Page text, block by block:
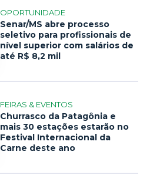
OPORTUNIDADE
Senar/MS abre processo
seletivo para profissionais de
nível superior com salários de
até R$ 8,2 mil
FEIRAS & EVENTOS
Churrasco da Patagônia e
mais 30 estações estarão no
Festival Internacional da
Carne deste ano